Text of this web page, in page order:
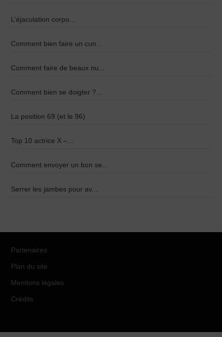
L’éjaculation corpo...
Comment bien faire un cun...
Comment faire de beaux nu...
Comment bien se doigter ?...
La position 69 (et le 96)
Top 10 actrice X –...
Comment envoyer un bon se...
Serrer les jambes pour av...
Partenaires
Plan du site
Mentions légales
Crédits